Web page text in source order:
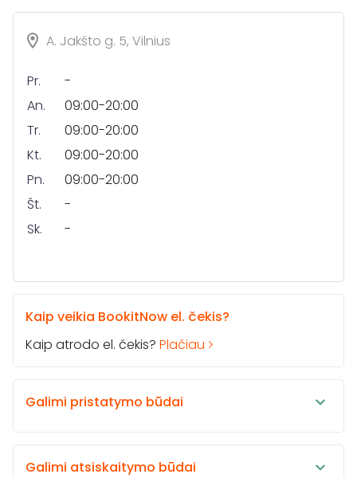
A. Jakšto g. 5, Vilnius
Pr.
-
An.
09:00-20:00
Tr.
09:00-20:00
Kt.
09:00-20:00
Pn.
09:00-20:00
Št.
-
Sk.
-
Kaip veikia BookitNow el. čekis?
Kaip atrodo el. čekis? Plačiau
Galimi pristatymo būdai
Galimi atsiskaitymo būdai